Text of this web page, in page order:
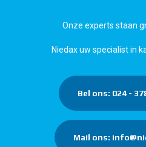
Onze experts staan
Niedax uw specialist in
Bel ons: 024 -
Mail ons: